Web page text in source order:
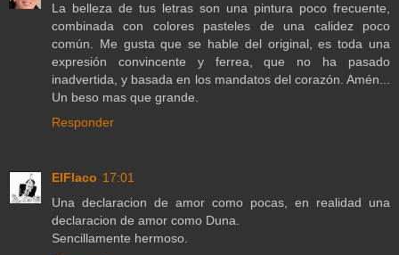
La belleza de tus letras son una pintura poco frecuente,
combinada con colores pasteles de una calidez poco
común. Me gusta que se hable del original, es toda una
expresión convincente y ferrea, que no ha pasado
inadvertida, y basada en los mandatos del corazón. Amén...
Un beso mas que grande.
Responder
ElFlaco 17:01
Una declaracion de amor como pocas, en realidad una
declaracion de amor como Duna.
Sencillamente hermoso.